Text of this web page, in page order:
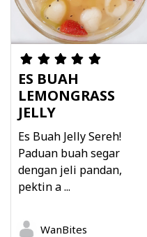
ES BUAH
LEMONGRASS
JELLY
Es Buah Jelly Sereh!
Paduan buah segar
dengan jeli pandan,
pektin a ...
WanBites